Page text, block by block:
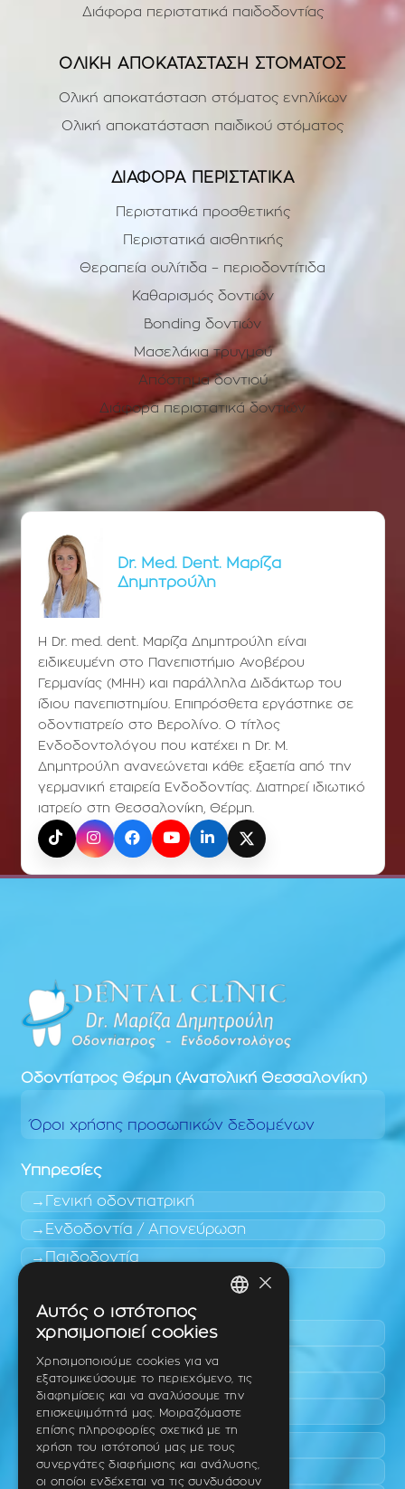
Διάφορα περιστατικά παιδοδοντίας
ΟΛΙΚΗ ΑΠΟΚΑΤΑΣΤΑΣΗ ΣΤΟΜΑΤΟΣ
Ολική αποκατάσταση στόματος ενηλίκων
Ολική αποκατάσταση παιδικού στόματος
ΔΙΑΦΟΡΑ ΠΕΡΙΣΤΑΤΙΚΑ
Περιστατικά προσθετικής
Περιστατικά αισθητικής
Θεραπεία ουλίτιδα – περιοδοντίτιδα
Καθαρισμός δοντιών
Bonding δοντιών
Μασελάκια τρυγμού
Απόστημα δοντιού
Διάφορα περιστατικά δοντιών
Dr. Med. Dent. Μαρίζα
Δημητρούλη
Η Dr. med. dent. Μαρίζα Δημητρούλη είναι
ειδικευμένη στο Πανεπιστήμιο Ανοβέρου
Γερμανίας (ΜΗΗ) και παράλληλα Διδάκτωρ του
ίδιου πανεπιστημίου. Επιπρόσθετα εργάστηκε σε
οδοντιατρείο στο Βερολίνο. Ο τίτλος
Ενδοδοντολόγου που κατέχει η Dr. Μ.
Δημητρούλη ανανεώνεται κάθε εξαετία από την
γερμανική εταιρεία Ενδοδοντίας. Διατηρεί ιδιωτικό
ιατρείο στη Θεσσαλονίκη, Θέρμη.
TikTokInstagramFacebookYouTubeLinkedInX (Twitter)
Οδοντίατρος Θέρμη (Ανατολική Θεσσαλονίκη)
Όροι χρήσης προσωπικών δεδομένων
Υπηρεσίες
Γενική οδοντιατρική
Ενδοδοντία / Απονεύρωση
Παιδοδοντία
Περιοχές εύκολης πρόσβασης
Πυλαία
Τριάδι
Νέο Ρύσιο
Επανομή
Περαία
Καλαμαριά
×
Αυτός ο ιστότοπος
χρησιμοποιεί cookies
Χρησιμοποιούμε cookies για να
εξατομικεύσουμε το περιεχόμενο, τις
διαφημίσεις και να αναλύσουμε την
επισκεψιμότητά μας. Μοιραζόμαστε
επίσης πληροφορίες σχετικά με τη
χρήση του ιστότοπού μας με τους
συνεργάτες διαφήμισης και ανάλυσης,
οι οποίοι ενδέχεται να τις συνδυάσουν